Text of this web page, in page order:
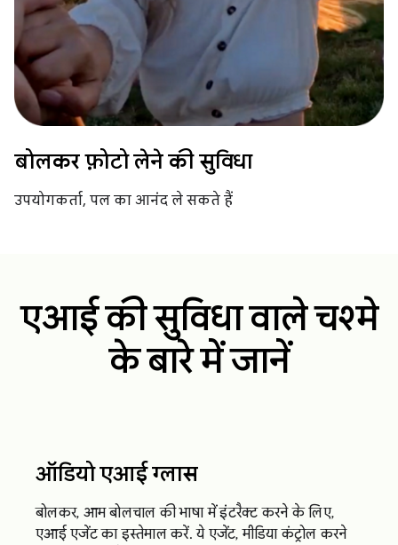
बोलकर फ़ोटो लेने की सुविधा
उपयोगकर्ता, पल का आनंद ले सकते हैं
एआई की सुविधा वाले चश्मे
के बारे में जानें
ऑडियो एआई ग्लास
बोलकर, आम बोलचाल की भाषा में इंटरैक्ट करने के लिए,
एआई एजेंट का इस्तेमाल करें. ये एजेंट, मीडिया कंट्रोल करने